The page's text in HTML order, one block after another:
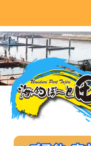
コ
ン
テ
ン
ツ